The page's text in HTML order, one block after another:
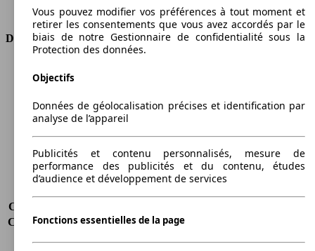
Type de traction
Traction avant
Dimensions
Largeur
Empattement
Portes
2
Sièges
2
Capacité de remorquage (sans freins)
Capacité de remorquage (avec freins)
Vous pouvez modifier vos préférences à tout moment et
retirer les consentements que vous avez accordés par le
biais de notre Gestionnaire de confidentialité sous la
Protection des données.
Objectifs
Données de géolocalisation précises et identification par
analyse de l’appareil
Publicités et contenu personnalisés, mesure de
performance des publicités et du contenu, études
d’audience et développement de services
Fonctions essentielles de la page